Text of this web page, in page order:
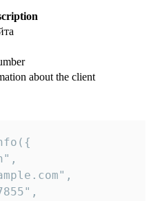
about the client